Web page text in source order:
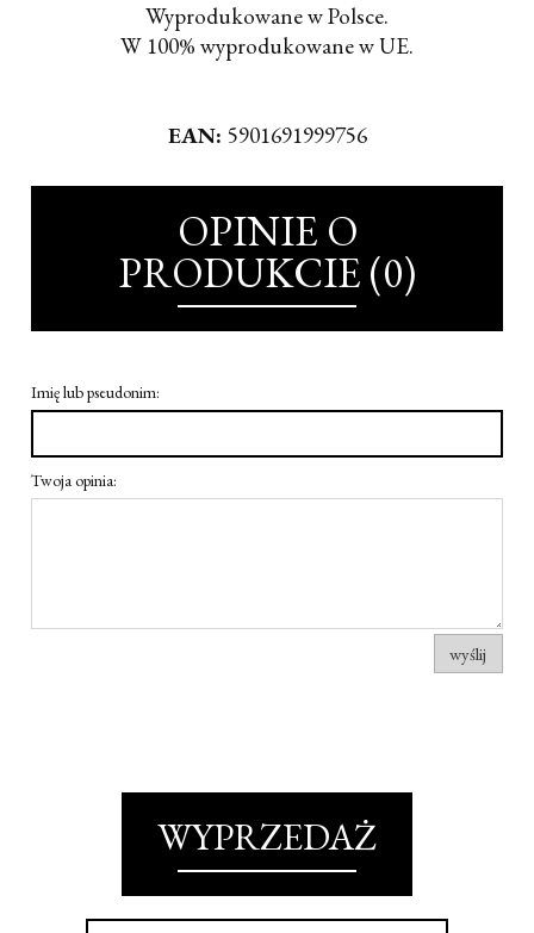
Wyprodukowane w Polsce.
W 100% wyprodukowane w UE.
EAN: 5901691999756
OPINIE O
PRODUKCIE (0)
Imię lub pseudonim:
Twoja opinia:
wyślij
WYPRZEDAŻ